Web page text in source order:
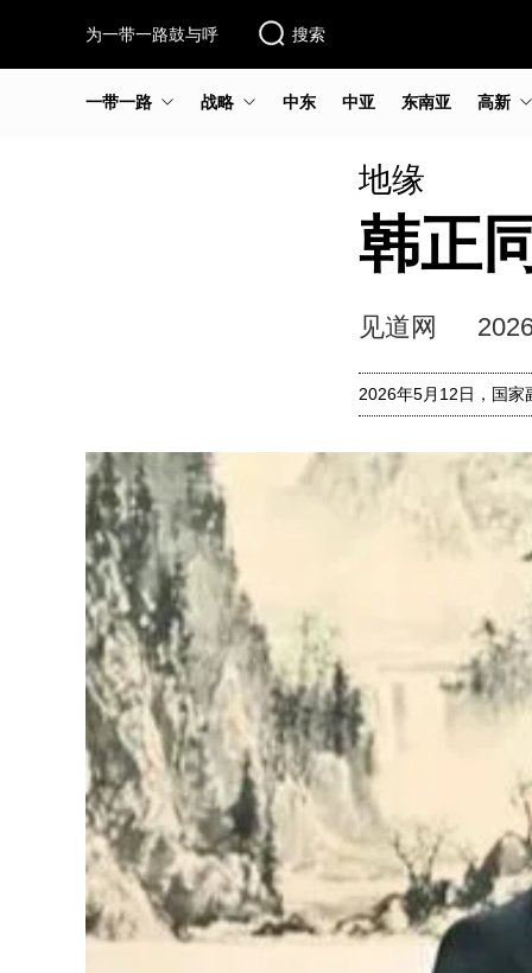
为一带一路鼓与呼 搜索
一带一路 战略 中东 中亚 东南亚 高新
地缘
韩正
见道网
2026年5月12日，国家